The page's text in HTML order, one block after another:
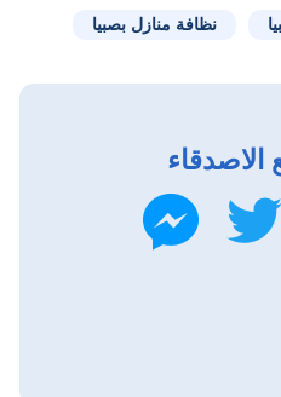
نظافة منازل بصبيا
تويتر